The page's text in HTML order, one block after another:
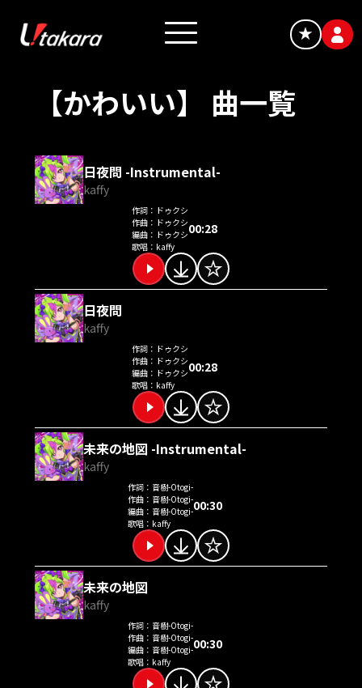
★
【かわいい】 曲一覧
日夜問 -Instrumental-
kaffy
作詞： ドゥクシ
作曲： ドゥクシ
編曲： ドゥクシ
歌唱： kaffy
00:28
日夜問
kaffy
作詞： ドゥクシ
作曲： ドゥクシ
編曲： ドゥクシ
歌唱： kaffy
00:28
未来の地図 -Instrumental-
kaffy
作詞： 音樹-Otogi-
作曲： 音樹-Otogi-
編曲： 音樹-Otogi-
歌唱： kaffy
00:30
未来の地図
kaffy
作詞： 音樹-Otogi-
作曲： 音樹-Otogi-
編曲： 音樹-Otogi-
歌唱： kaffy
00:30